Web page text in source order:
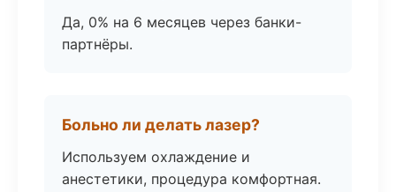
Да, 0% на 6 месяцев через банки-
партнёры.
Больно ли делать лазер?
Используем охлаждение и
анестетики, процедура комфортная.